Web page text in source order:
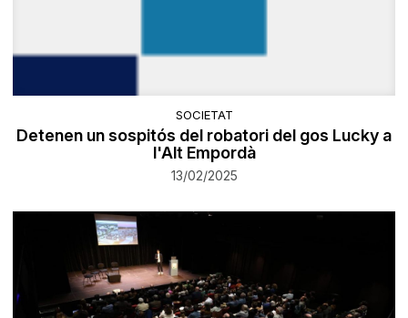
SOCIETAT
Detenen un sospitós del robatori del gos Lucky a
l'Alt Empordà
13/02/2025